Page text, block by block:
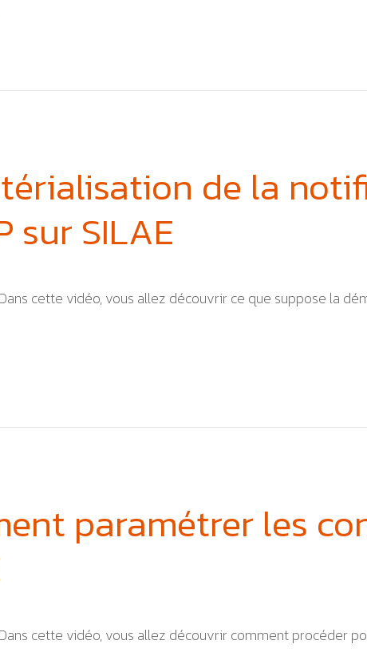
de la
sur SILAE
cette vidéo, vous allez découvrir ce que suppose la
paramétrer les
cette vidéo, vous allez découvrir comment procéder